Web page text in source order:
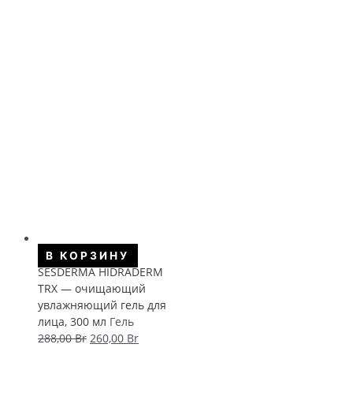
В КОРЗИНУ
SESDERMA HIDRADERM
TRX — очищающий
увлажняющий гель для
лица, 300 мл Гель
288,00Br Первоначальная
260,00 BrТекущая